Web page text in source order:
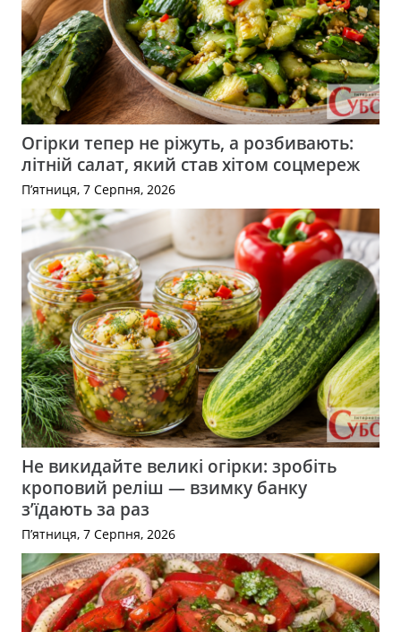
Огірки тепер не ріжуть, а розбивають:
літній салат, який став хітом соцмереж
П’ятниця, 7 Серпня, 2026
Не викидайте великі огірки: зробіть
кроповий реліш — взимку банку
з’їдають за раз
П’ятниця, 7 Серпня, 2026